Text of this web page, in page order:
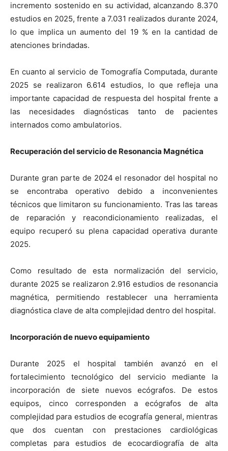
incremento sostenido en su actividad, alcanzando 8.370
estudios en 2025, frente a 7.031 realizados durante 2024,
lo que implica un aumento del 19 % en la cantidad de
atenciones brindadas.
En cuanto al servicio de Tomografía Computada, durante
2025 se realizaron 6.614 estudios, lo que refleja una
importante capacidad de respuesta del hospital frente a
las necesidades diagnósticas tanto de pacientes
internados como ambulatorios.
Recuperación del servicio de Resonancia Magnética
Durante gran parte de 2024 el resonador del hospital no
se encontraba operativo debido a inconvenientes
técnicos que limitaron su funcionamiento. Tras las tareas
de reparación y reacondicionamiento realizadas, el
equipo recuperó su plena capacidad operativa durante
2025.
Como resultado de esta normalización del servicio,
durante 2025 se realizaron 2.916 estudios de resonancia
magnética, permitiendo restablecer una herramienta
diagnóstica clave de alta complejidad dentro del hospital.
Incorporación de nuevo equipamiento
Durante 2025 el hospital también avanzó en el
fortalecimiento tecnológico del servicio mediante la
incorporación de siete nuevos ecógrafos. De estos
equipos, cinco corresponden a ecógrafos de alta
complejidad para estudios de ecografía general, mientras
que dos cuentan con prestaciones cardiológicas
completas para estudios de ecocardiografía de alta